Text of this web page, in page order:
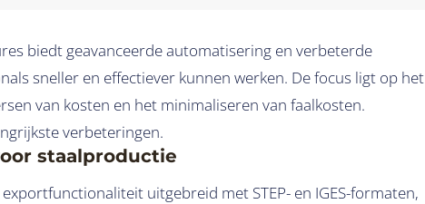
biedt geavanceerde automatisering en verbeterde
sneller en effectiever kunnen werken. De focus ligt op het
van kosten en het minimaliseren van faalkosten.
verbeteringen.
staalproductie
uitgebreid met STEP- en IGES-formaten,